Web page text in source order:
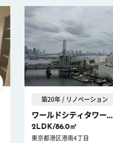
築20年 / リノベーション
ワールドシティタワー...
2LDK/86.0㎡
東京都港区港南4丁目